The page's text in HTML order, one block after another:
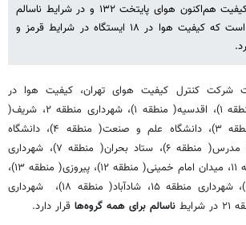
ایسنا نوشت: در حالی کیفیت هم‌اکنون هوای پایتخت ۱۳۲ و در شرایط ناسالم
برای گروه‌های حساس است که کیفیت هوا در ۱۸ ایستگاه در شرایط قرمز و
شرکت کنترل کیفیت هوای تهران، کیفیت هوا در
ایستگاه‌های سوهانک( منطقه ۱)، اقدسیه( منطقه ۱)، شهرداری منطقه ۲، شریف(
منطقه ۲)، پاسداران( منطقه ۳)، دانشگاه علم و صنعت( منطقه ۴)، دانشگاه
تهران( منطقه ۶)، تربیت مدرس( منطقه ۶)، ستاد بحران( منطقه ۷)، شهرداری
منطقه ۱۰، شهرداری منطقه ۱۱، میدان امام خمینی( منطقه ۱۲)، پیروزی( منطقه ۱۳)،
پارک شکوفه( منطقه ۱۴)، شهرداری منطقه ۱۵، شادآباد( منطقه ۱۸)، شهرداری
ناسالم برای همه گروه‌ها قرار دارد.